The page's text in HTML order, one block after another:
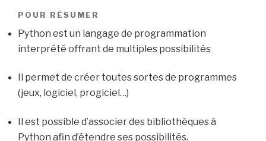
POUR RÉSUMER
Python est un langage de programmation
interprété offrant de multiples possibilités
Il permet de créer toutes sortes de programmes
(jeux, logiciel, progiciel…)
Il est possible d’associer des bibliothèques à
Python afin d’étendre ses possibilités.